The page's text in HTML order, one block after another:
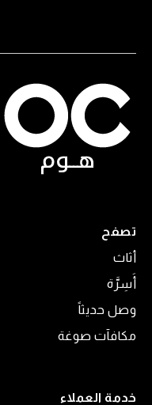
تصفح
أثاث
أَسِرَّة
وصل حديثاً
مكافآت صوغة
خدمة العملاء